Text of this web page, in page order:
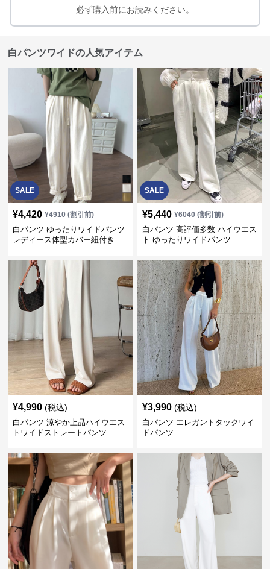
必ず購入前にお読みください。
白パンツワイドの人気アイテム
SALE
¥4,420 ¥4910(割引前)
白パンツ ゆったりワイドパンツ
レディース体型カバー紐付き
SALE
¥5,440 ¥6040(割引前)
白パンツ 高評価多数 ハイウエス
ト ゆったりワイドパンツ
¥4,990 (税込)
白パンツ 涼やか上品ハイウエス
トワイドストレートパンツ
¥3,990 (税込)
白パンツ エレガントタックワイ
ドパンツ